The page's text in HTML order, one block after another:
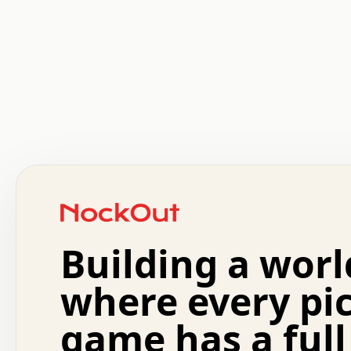
.   +   .   .   o   .   .   .   .   .   .   :   .
.   .   .   o   .   .   .   .   .   .   .   .   x   .
.   .   .   .   +   .   .   .   .   .   .   .   +
.   :   .   .   .   .   .   .   .   .   o   .   .
.   .   .   x   .   .   .   .   .   .   :   .   .   o
.   .   .   .   :   .   .   .   .   o   .   .   .
+   .   .   :   .   .   .   .   .   .   .   .   .
.   .   .   .   .   .   .   :   .   .   .   .   .
Building a
where every
game has a full